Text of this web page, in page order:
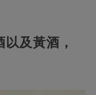
及黃酒，